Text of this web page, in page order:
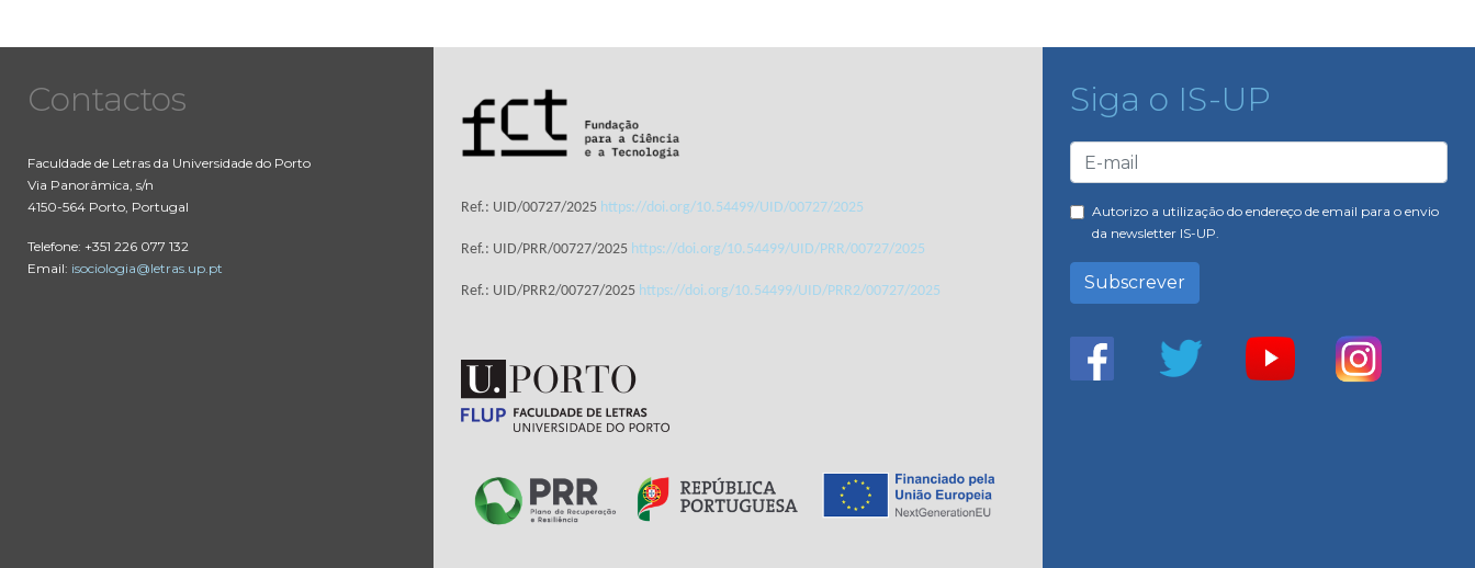
Contactos
Faculdade de Letras da Universidade do Porto
Via Panorâmica, s/n
4150-564 Porto, Portugal
Telefone: +351 226 077 132
Email: isociologia@letras.up.pt
Ref.: UID/00727/2025 https://doi.org/10.54499/UID/00727/2025
Ref.: UID/PRR/00727/2025 https://doi.org/10.54499/UID/PRR/00727/2025
Ref.: UID/PRR2/00727/2025 https://doi.org/10.54499/UID/PRR2/00727/2025
Siga o IS-UP
Autorizo a utilização do endereço de email para o envio
da newsletter IS-UP.